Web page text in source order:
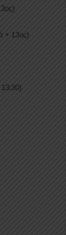
+ 13ος)